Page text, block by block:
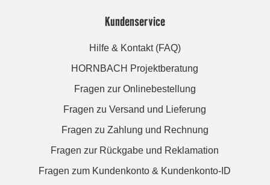
Kundenservice
Hilfe & Kontakt (FAQ)
HORNBACH Projektberatung
Fragen zur Onlinebestellung
Fragen zu Versand und Lieferung
Fragen zu Zahlung und Rechnung
Fragen zur Rückgabe und Reklamation
Fragen zum Kundenkonto & Kundenkonto-ID